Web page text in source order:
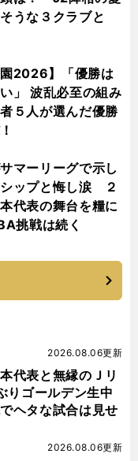
うな３クラブと
園2026】「優勝は
」 波乱必至の組み
５人が選んだ優勝
マーリーグで示し
ップと悔し涙 ２
代表の舞台を糧に
挑戦は続く
代表と無縁のＪリ
りゴールデン生中
ヘタな試合は見せ
2026.08.06更新
2026.08.06更新